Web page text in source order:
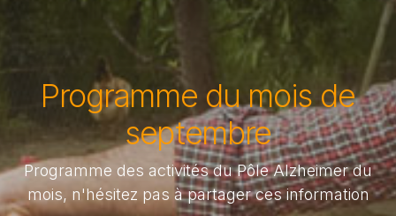
Programme du mois de
septembre
Programme des activités du Pôle Alzheimer du
mois, n'hésitez pas à partager ces information